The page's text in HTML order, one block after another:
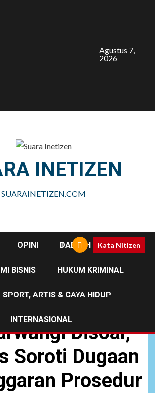
Agustus 7,
2026
INETIZEN
SUARAINETIZEN.COM
OPINI DAERAH
BISNIS HUKUM KRIMINAL
SPORT, ARTIS & GAYA HIDUP
INTERNASIONAL
Kata Nitizen
Disoal,
Soroti Dugaan
Prosedur